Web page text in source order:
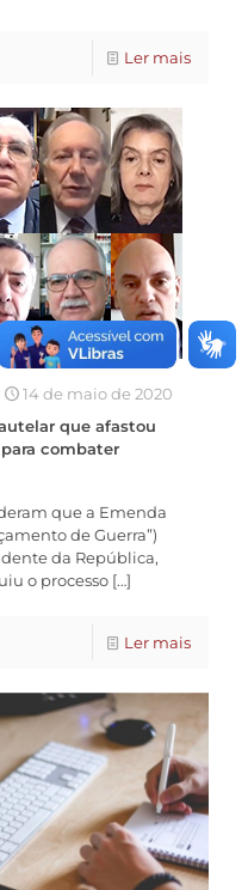
Ler mais
14 de maio de 2020
que afastou
combater
que a Emenda
de Guerra”)
da República,
o processo […]
Ler mais